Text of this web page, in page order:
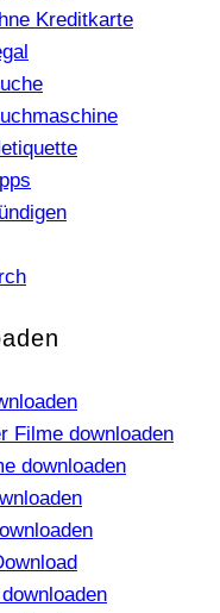
Kreditkarte
Filme downloaden
downloaden